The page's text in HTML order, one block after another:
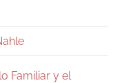
Familiar y el